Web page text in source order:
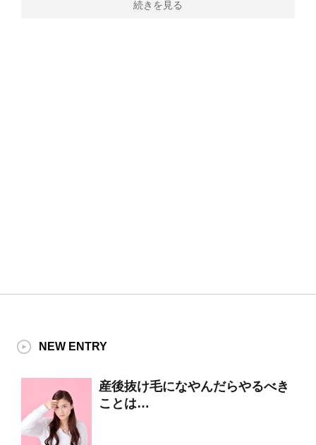
続きを見る
NEW ENTRY
産後抜け毛になやんだらやるべき
ことは…